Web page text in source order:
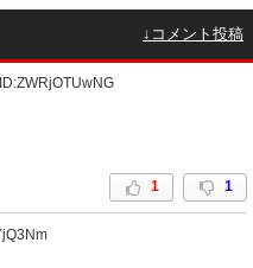
↓コメント投稿
ID:ZWRjOTUwNG
1 1